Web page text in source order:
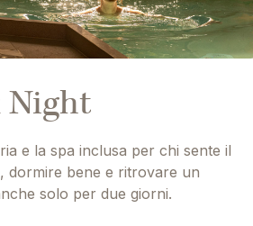
Night
e la spa inclusa per chi sente il
dormire bene e ritrovare un
solo per due giorni.